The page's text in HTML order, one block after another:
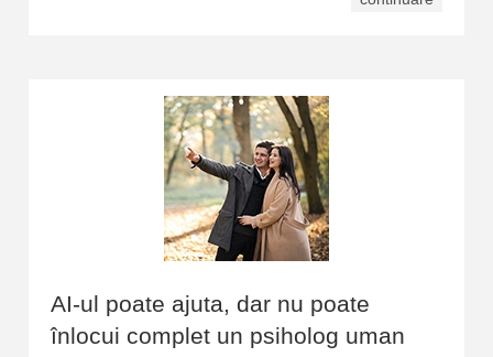
AI-ul poate ajuta, dar nu poate
înlocui complet un psiholog uman